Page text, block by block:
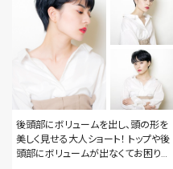
後頭部にボリュームを出し、頭の形を
美しく見せる大人ショート！ トップや後
頭部にボリュームが出なくてお困りの